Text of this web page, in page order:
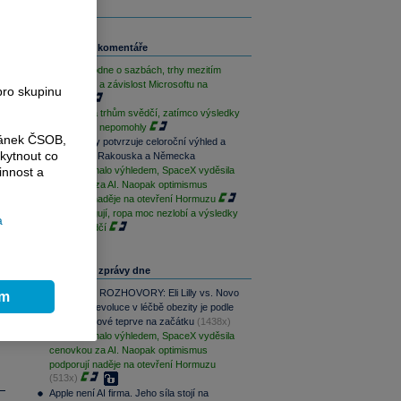
Související komentáře
ČNB rozhodne o sazbách, trhy mezitím
sledují Írán a závislost Microsoftu na
OpenAI
Geopolitika trhům svědčí, zatímco výsledky
sentimentu nepomohly
Bezvavlasy potvrzuje celoroční výhled a
vstoupí do Rakouska a Německa
AMD zklamalo výhledem, SpaceX vyděsila
cenovkou za AI. Naopak optimismus
podporují naděje na otevření Hormuzu
Techy fungují, ropa moc nezlobí a výsledky
trhům svědčí
Nejčtenější zprávy dne
PODCAST ROZHOVORY: Eli Lilly vs. Novo
Nordisk. Revoluce v léčbě obezity je podle
MUDr. Kunové teprve na začátku (1438x)
AMD zklamalo výhledem, SpaceX vyděsila
cenovkou za AI. Naopak optimismus
podporují naděje na otevření Hormuzu
(513x)
Apple není AI firma. Jeho síla stojí na
skupinu
ČSOB,
co
a